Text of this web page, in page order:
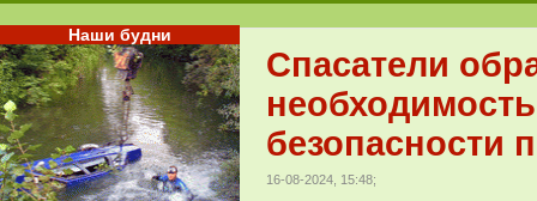
Спасатели
безопасности
16-08-2024, 15:48;
Наши будни